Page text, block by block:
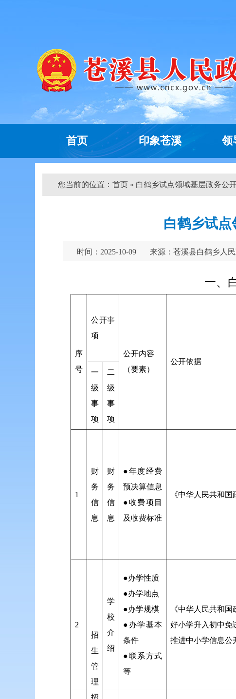
首页 印象苍溪 领
您当前的位置： 首页 » 白鹤乡试点领域基层政务公
白鹤乡试点
时间：2025-10-09 来源：苍溪县白鹤乡人
一、
序
号
公开事
项
公开内容
（要素）
公开依据
一
级
事
项
二
级
事
项
1
财
务
信
息
财
务
信
息
●年度经费
预决算信息
●收费项目
及收费标准
《中华人民共和国
2
招
生
管
理
招
学
校
介
绍
●办学性质
●办学地点
●办学规模
●办学基本
条件
●联系方式
等
《中华人民共和
好小学升入初中免
推进中小学信息公